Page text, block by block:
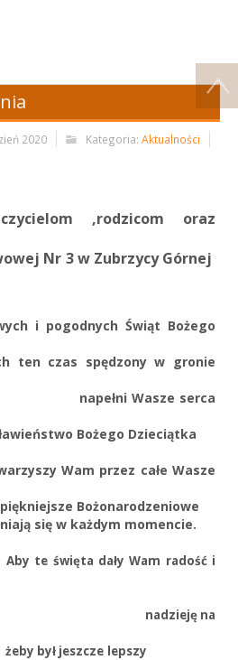
2020 Kategoria: Aktualności
,rodzicom oraz
Nr 3 w Zubrzycy Górnej
Świąt Bożego
spędzony w gronie
serca
Bożego Dzieciątka
Wam przez całe Wasze
Bożonarodzeniowe
się w każdym momencie.
Aby te święta dały Wam radość i
na
Rok,
lepszy